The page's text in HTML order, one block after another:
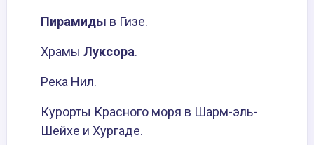
Пирамиды в Гизе.
Храмы Луксора.
Река Нил.
Курорты Красного моря в Шарм-эль-
Шейхе и Хургаде.